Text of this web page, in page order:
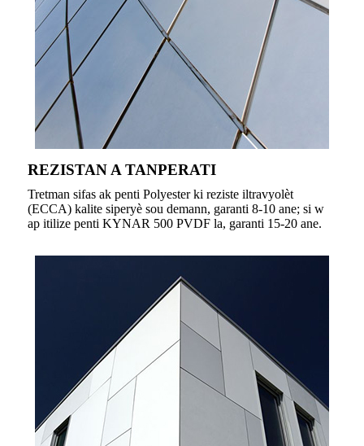
REZISTAN A TANPERATI
Tretman sifas ak penti Polyester ki reziste iltravyolèt
(ECCA) kalite siperyè sou demann, garanti 8-10 ane; si w
ap itilize penti KYNAR 500 PVDF la, garanti 15-20 ane.